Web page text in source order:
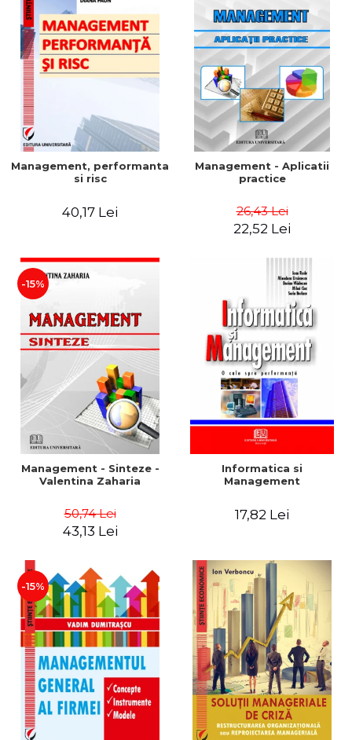
Management, performanta
si risc
40,17 Lei
Management - Aplicatii
practice
26,43 Lei
22,52 Lei
-15%
Management - Sinteze -
Valentina Zaharia
50,74 Lei
43,13 Lei
Informatica si
Management
17,82 Lei
-15%